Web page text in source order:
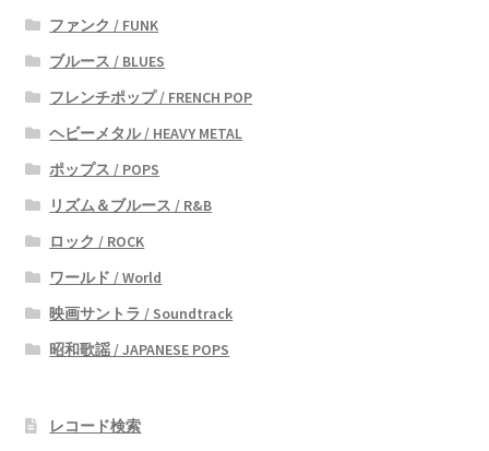
ファンク / FUNK
ブルース / BLUES
フレンチポップ / FRENCH POP
ヘビーメタル / HEAVY METAL
ポップス / POPS
リズム＆ブルース / R&B
ロック / ROCK
ワールド / World
映画サントラ / Soundtrack
昭和歌謡 / JAPANESE POPS
レコード検索